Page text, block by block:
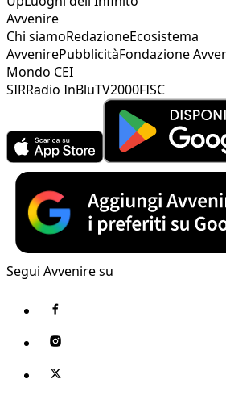
Avvenire
Chi siamoRedazioneEcosistema
AvvenirePubblicitàFondazione
Mondo CEI
SIRRadio InBluTV2000FISC
Segui Avvenire su